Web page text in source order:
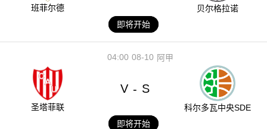
班菲尔德
贝尔格拉诺
即将开始
08-10
04:00 阿甲
圣塔菲联
V - S
科尔多瓦中央SDE
即将开始